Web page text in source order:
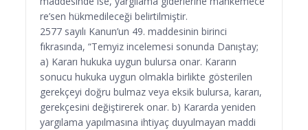
re’sen hükmedileceği belirtilmiştir.
2577 sayılı Kanun’un 49. maddesinin birinci
fıkrasında, “Temyiz incelemesi sonunda Danıştay;
a) Kararı hukuka uygun bulursa onar. Kararın
sonucu hukuka uygun olmakla birlikte gösterilen
gerekçeyi doğru bulmaz veya eksik bulursa, kararı,
gerekçesini değiştirerek onar. b) Kararda yeniden
yargılama yapılmasına ihtiyaç duyulmayan maddi